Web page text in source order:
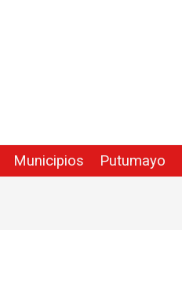
Municipios Putumayo